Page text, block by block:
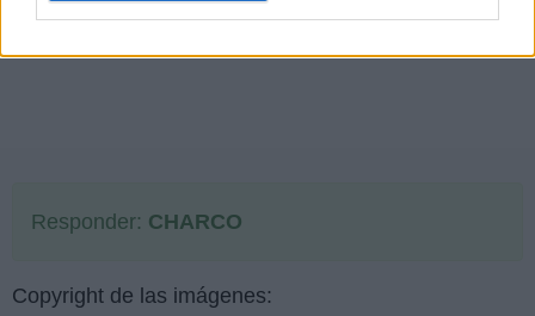
Responder: CHARCO
Copyright de las imágenes: